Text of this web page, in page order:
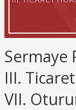
Sermaye
III.
VII.